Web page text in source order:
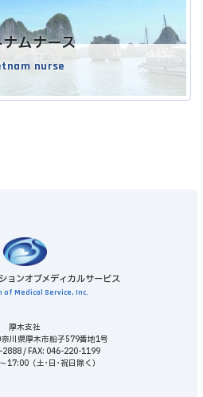
ムナース
nurse
ョンオブメディカルサービス
of Medical Service, Inc.
厚木支社
川県厚木市船子579番地1号
2888 / FAX: 046-220-1199
17:00（土･日･祝日除く）